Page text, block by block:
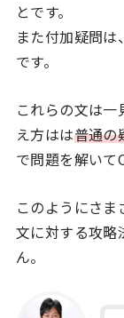
とです。
また付加疑問
です。
これらの文は
え方はは普通の
で問題を解いて
このようにさ
文に対する攻略
ん。